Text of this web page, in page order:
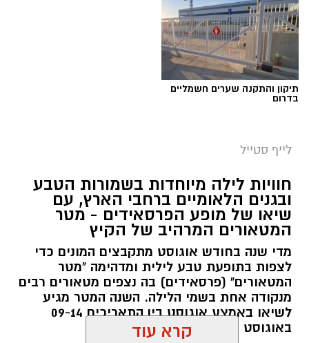
תיקון והתקנה שערים חשמליים
בדרום
לייף סטייל
חוויות לילה מיוחדות בשמורות הטבע
ובגנים הלאומיים ברחבי הארץ, עם
שיאו של מופע הפרסאידים - מטר
המטאורים המרהיב של הקיץ
מדי שנה בחודש אוגוסט מתקבצים המונים כדי
לצפות בתופעת טבע לילית ומדהימה "מטר
המטאורים" (פרסאידים) בה נצפים מטאורים רבים
מנקודה אחת בשמי הלילה. השנה המטר מגיע
לשיאו באמצע אוגוסט בין התאריכים 09-14
באוגוסט 2026.
קרא עוד